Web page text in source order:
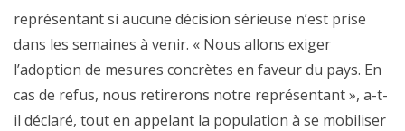
représentant si aucune décision sérieuse n’est prise
dans les semaines à venir. « Nous allons exiger
l’adoption de mesures concrètes en faveur du pays. En
cas de refus, nous retirerons notre représentant », a-t-
il déclaré, tout en appelant la population à se mobiliser